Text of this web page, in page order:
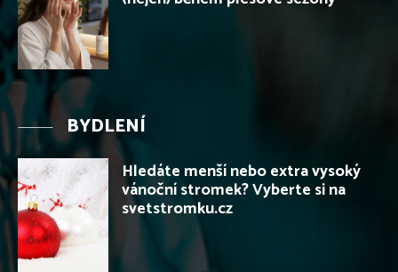
BYDLENÍ
Hledáte menší nebo extra vysoký
vánoční stromek? Vyberte si na
svetstromku.cz